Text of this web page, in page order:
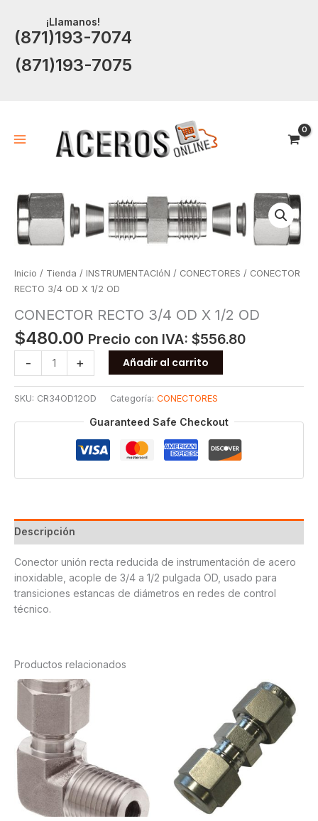
contenido
¡Llamanos!
(871)193-7074
(871)193-7075
Inicio / Tienda / INSTRUMENTACIóN / CONECTORES / CONECTOR
RECTO 3/4 OD X 1/2 OD
CONECTOR RECTO 3/4 OD X 1/2 OD
$480.00 Precio con IVA: $556.80
-
CONECTOR
RECTO
3/4
OD
X
+ Añadir al carrito
SKU: CR34OD12OD Categoría: CONECTORES
Guaranteed Safe Checkout
Descripción
Conector unión recta reducida de instrumentación de acero
inoxidable, acople de 3/4 a 1/2 pulgada OD, usado para
transiciones estancas de diámetros en redes de control
técnico.
Productos relacionados